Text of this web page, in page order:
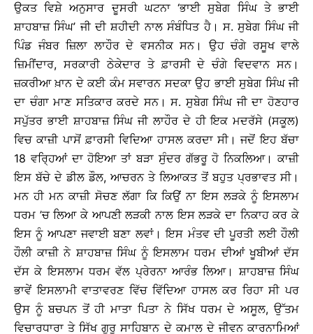
ਉਕਤ ਵਿਸ਼ੇ ਅਨੁਸਾਰ ਦੂਸਰੀ ਘਟਨਾ ‘ਭਾਈ ਸੁਬੇਗ ਸਿੰਘ ਤੇ ਭਾਈ
ਸ਼ਾਹਬਾਜ਼ ਸਿੰਘ’ ਜੀ ਦੀ ਸ਼ਹੀਦੀ ਨਾਲ ਸੰਬੰਧਿਤ ਹੈ। ਸ. ਸੁਬੇਗ ਸਿੰਘ ਜੀ
ਪਿੰਡ ਜੰਬਰ ਜ਼ਿਲਾ ਲਾਹੌਰ ਦੇ ਵਸਨੀਕ ਸਨ। ਉਹ ਚੰਗੇ ਰਸੂਖ ਵਾਲੇ
ਜ਼ਿਮੀਂਦਾਰ, ਸਰਕਾਰੀ ਠੇਕੇਦਾਰ ਤੇ ਫ਼ਾਰਸੀ ਦੇ ਚੰਗੇ ਵਿਦਵਾਨ ਸਨ।
ਜ਼ਕਰੀਆ ਖ਼ਾਨ ਦੇ ਕਈ ਕੰਮ ਸਵਾਰਨ ਸਦਕਾ ਉਹ ਭਾਈ ਸੁਬੇਗ ਸਿੰਘ ਜੀ
ਦਾ ਚੰਗਾ ਮਾਣ ਸਤਿਕਾਰ ਕਰਦੇ ਸਨ। ਸ. ਸੁਬੇਗ ਸਿੰਘ ਜੀ ਦਾ ਹੋਣਹਾਰ
ਸਪੁੱਤਰ ਭਾਈ ਸ਼ਾਹਬਾਜ਼ ਸਿੰਘ ਜੀ ਲਾਹੌਰ ਦੇ ਹੀ ਇਕ ਮਦਰੱਸੇ (ਸਕੂਲ)
ਵਿਚ ਕਾਜ਼ੀ ਪਾਸੋਂ ਫ਼ਾਰਸੀ ਵਿਦਿਆ ਹਾਸਲ ਕਰਦਾ ਸੀ। ਜਦੋਂ ਇਹ ਬੱਚਾ
18 ਵਰ੍ਹਿਆਂ ਦਾ ਹੋਇਆ ਤਾਂ ਬੜਾ ਸੁੰਦਰ ਗੱਭਰੂ ਹੋ ਨਿਕਲਿਆ। ਕਾਜ਼ੀ
ਇਸ ਬੱਚੇ ਦੇ ਡੀਲ ਡੌਲ, ਆਚਰਨ ਤੇ ਲਿਆਕਤ ਤੋਂ ਬਹੁਤ ਪ੍ਰਭਾਵਤ ਸੀ।
ਮਨ ਹੀ ਮਨ ਕਾਜ਼ੀ ਸੋਚਣ ਲੱਗਾ ਕਿ ਕਿਉਂ ਨਾ ਇਸ ਲੜਕੇ ਨੂੰ ਇਸਲਾਮ
ਧਰਮ ’ਚ ਲਿਆ ਕੇ ਆਪਣੀ ਲੜਕੀ ਨਾਲ ਇਸ ਲੜਕੇ ਦਾ ਨਿਕਾਹ ਕਰ ਕੇ
ਇਸ ਨੂੰ ਆਪਣਾ ਜਵਾਈ ਬਣਾ ਲਵਾਂ। ਇਸ ਮੰਤਵ ਦੀ ਪੂਰਤੀ ਲਈ ਹੌਲੀ
ਹੌਲੀ ਕਾਜ਼ੀ ਨੇ ਸ਼ਾਹਬਾਜ਼ ਸਿੰਘ ਨੂੰ ਇਸਲਾਮ ਧਰਮ ਦੀਆਂ ਖੂਬੀਆਂ ਦੱਸ
ਦੱਸ ਕੇ ਇਸਲਾਮ ਧਰਮ ਵੱਲ ਪ੍ਰੇਰਨਾ ਆਰੰਭ ਲਿਆ। ਸ਼ਾਹਬਾਜ਼ ਸਿੰਘ
ਭਾਵੇਂ ਇਸਲਾਮੀ ਵਾਤਾਵਰਣ ਵਿੱਚ ਵਿੱਦਿਆ ਹਾਸਲ ਕਰ ਰਿਹਾ ਸੀ ਪਰ
ਉਸ ਨੂੰ ਬਚਪਨ ਤੋਂ ਹੀ ਮਾਤਾ ਪਿਤਾ ਨੇ ਸਿੱਖ ਧਰਮ ਦੇ ਅਸੂਲ, ਉੱਤਮ
ਵਿਚਾਰਧਾਰਾ ਤੇ ਸਿੱਖ ਗੁਰੂ ਸਾਹਿਬਾਨ ਦੇ ਕਮਾਲ ਦੇ ਜੀਵਨ ਕਾਰਨਾਮਿਆਂ